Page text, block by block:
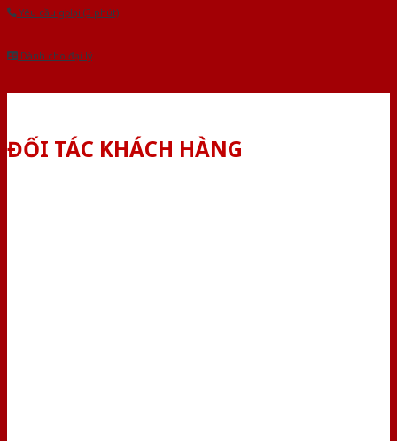
Yêu cầu gọi lại (3 phút)
Dành cho đại lý
ĐỐI TÁC KHÁCH HÀNG